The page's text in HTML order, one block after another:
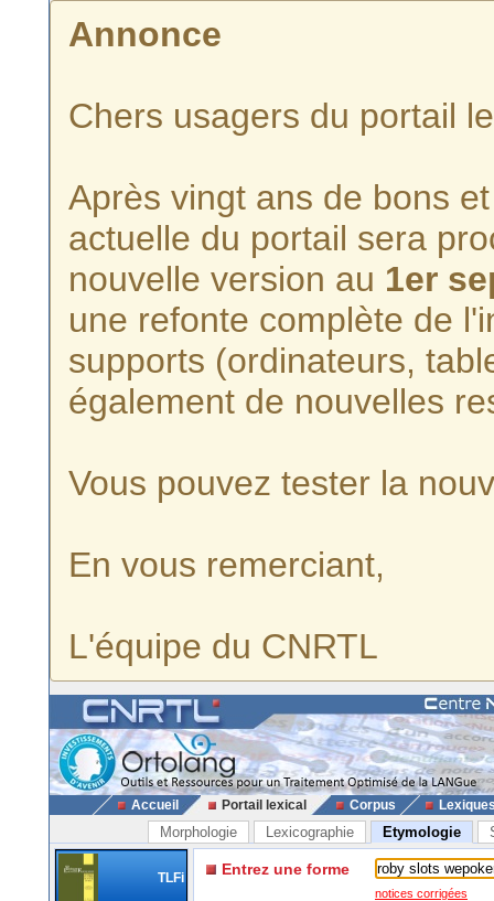
Annonce
Chers usagers du portail
Après vingt ans de bons
actuelle du portail sera
nouvelle version au 1er
une refonte complète de
supports (ordinateurs,
également de nouvelles
Vous pouvez tester la
En vous remerciant,
L'équipe du CNRTL
Accueil Portail lexical Corpus
Morphologie Lexicographie Etymologie
TLFi Entrez une forme
notices corrigées